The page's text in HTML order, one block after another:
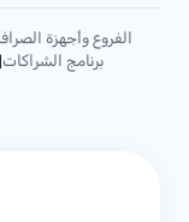
الفروع وأجهزة
برنامج الشراكات